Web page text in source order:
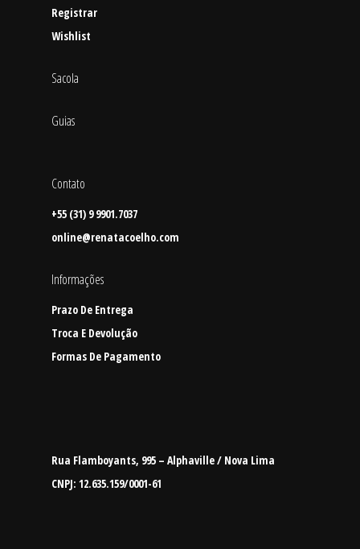
Registrar
Wishlist
Sacola
Guias
Contato
+55 (31) 9 9901.7037
online@renatacoelho.com
Informações
Prazo De Entrega
Troca E Devolução
Formas De Pagamento
Rua Flamboyants, 995 – Alphaville / Nova Lima
CNPJ: 12.635.159/0001-61